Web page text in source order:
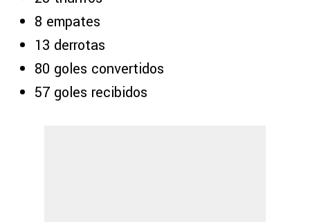
8 empates
13 derrotas
80 goles convertidos
57 goles recibidos